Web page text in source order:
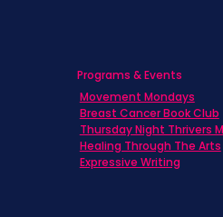
Programs & Events
Movement Mondays
Breast Cancer Book Club
Thursday Night Thrivers
Healing Through The Arts
Expressive Writing